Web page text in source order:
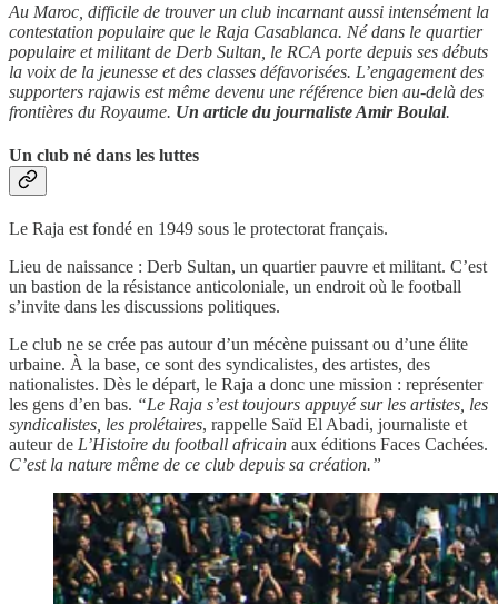
Au Maroc, difficile de trouver un club incarnant aussi intensément la
contestation populaire que le Raja Casablanca. Né dans le quartier
populaire et militant de Derb Sultan, le RCA porte depuis ses débuts
la voix de la jeunesse et des classes défavorisées. L’engagement des
supporters rajawis est même devenu une référence bien au-delà des
frontières du Royaume. Un article du journaliste Amir Boulal.
Un club né dans les luttes
Le Raja est fondé en 1949 sous le protectorat français.
Lieu de naissance : Derb Sultan, un quartier pauvre et militant. C’est
un bastion de la résistance anticoloniale, un endroit où le football
s’invite dans les discussions politiques.
Le club ne se crée pas autour d’un mécène puissant ou d’une élite
urbaine. À la base, ce sont des syndicalistes, des artistes, des
nationalistes. Dès le départ, le Raja a donc une mission : représenter
les gens d’en bas. “Le Raja s’est toujours appuyé sur les artistes, les
syndicalistes, les prolétaires, rappelle Saïd El Abadi, journaliste et
auteur de L’Histoire du football africain aux éditions Faces Cachées.
C’est la nature même de ce club depuis sa création.”